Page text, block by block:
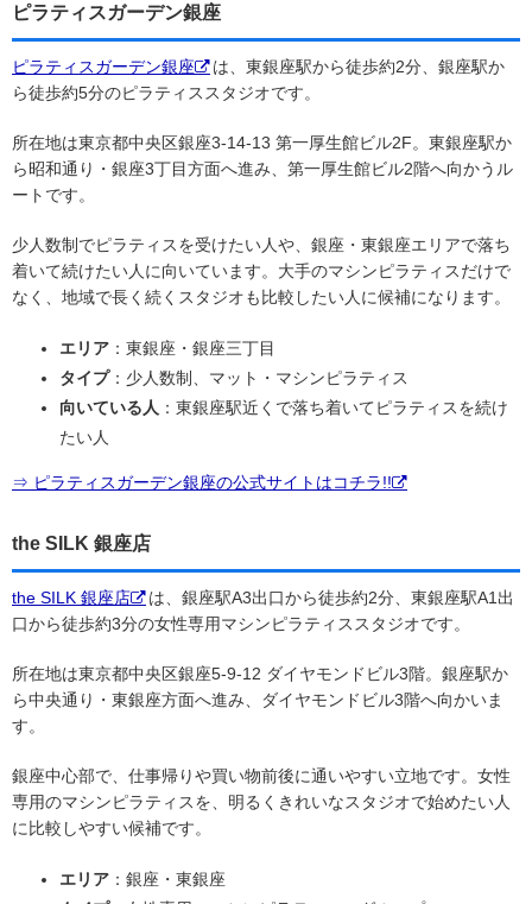
ピラティスガーデン銀座
ピラティスガーデン銀座
は、東銀座駅から徒歩約2分、銀座駅か
ら徒歩約5分のピラティススタジオです。
所在地は東京都中央区銀座3-14-13 第一厚生館ビル2F。東銀座駅か
ら昭和通り・銀座3丁目方面へ進み、第一厚生館ビル2階へ向かうル
ートです。
少人数制でピラティスを受けたい人や、銀座・東銀座エリアで落ち
着いて続けたい人に向いています。大手のマシンピラティスだけで
なく、地域で長く続くスタジオも比較したい人に候補になります。
エリア ：東銀座・銀座三丁目
タイプ：少人数制、マット・マシンピラティス
向いている人 ：東銀座駅近くで落ち着いてピラティスを続け
たい人
⇒ ピラティスガーデン銀座の公式サイトはコチラ!!
the SILK 銀座店
the SILK 銀座店
は、銀座駅A3出口から徒歩約2分、東銀座駅A1出
口から徒歩約3分の女性専用マシンピラティススタジオです。
所在地は東京都中央区銀座5-9-12 ダイヤモンドビル3階。銀座駅か
ら中央通り・東銀座方面へ進み、ダイヤモンドビル3階へ向かいま
す。
銀座中心部で、仕事帰りや買い物前後に通いやすい立地です。女性
専用のマシンピラティスを、明るくきれいなスタジオで始めたい人
に比較しやすい候補です。
エリア ：銀座・東銀座